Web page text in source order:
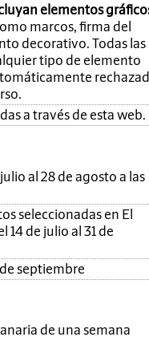
elementos
marcos, firma del
decorativo. Todas las
tipo de elemento
a través de esta web.
al 28 de agosto a las
seleccionadas en El
14 de julio al 31 de
septiembre
de una semana